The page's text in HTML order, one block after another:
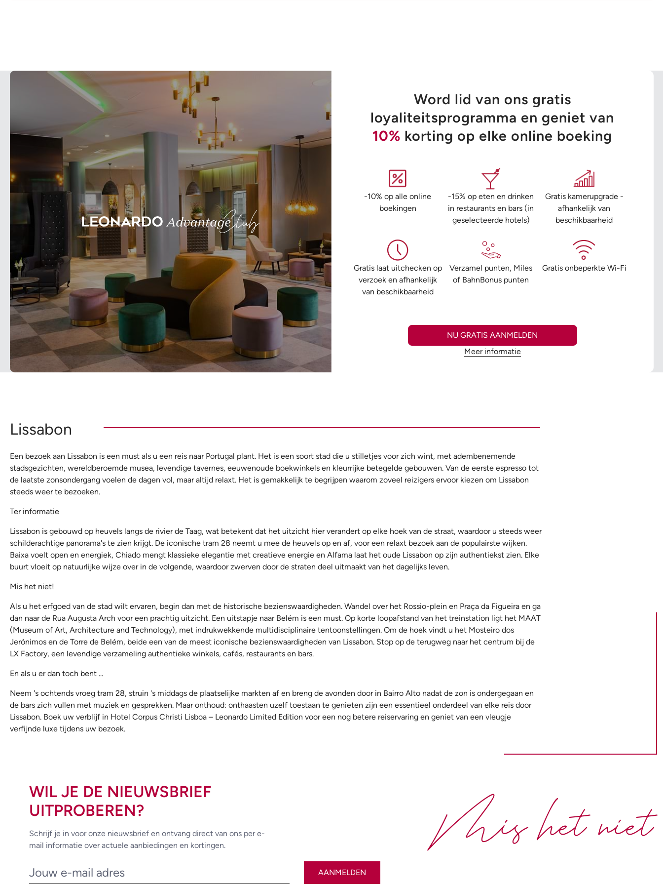
Word lid van ons gratis
loyaliteitsprogramma en geniet van
10% korting op elke online boeking
-10% op alle online
boekingen
-15% op eten en drinken
in restaurants en bars (in
geselecteerde hotels)
Gratis kamerupgrade -
afhankelijk van
beschikbaarheid
Gratis laat uitchecken op
verzoek en afhankelijk
van beschikbaarheid
Verzamel punten, Miles
of BahnBonus punten
Gratis onbeperkte Wi-Fi
NU GRATIS AANMELDEN
Meer informatie
Lissabon
Een bezoek aan Lissabon is een must als u een reis naar Portugal plant. Het is een soort stad die u stilletjes voor zich wint, met adembenemende
stadsgezichten, wereldberoemde musea, levendige tavernes, eeuwenoude boekwinkels en kleurrijke betegelde gebouwen. Van de eerste espresso tot
de laatste zonsondergang voelen de dagen vol, maar altijd relaxt. Het is gemakkelijk te begrijpen waarom zoveel reizigers ervoor kiezen om Lissabon
steeds weer te bezoeken.
Ter informatie
Lissabon is gebouwd op heuvels langs de rivier de Taag, wat betekent dat het uitzicht hier verandert op elke hoek van de straat, waardoor u steeds weer
schilderachtige panorama's te zien krijgt. De iconische tram 28 neemt u mee de heuvels op en af, voor een relaxt bezoek aan de populairste wijken.
Baixa voelt open en energiek, Chiado mengt klassieke elegantie met creatieve energie en Alfama laat het oude Lissabon op zijn authentiekst zien. Elke
buurt vloeit op natuurlijke wijze over in de volgende, waardoor zwerven door de straten deel uitmaakt van het dagelijks leven.
Mis het niet!
Als u het erfgoed van de stad wilt ervaren, begin dan met de historische bezienswaardigheden. Wandel over het Rossio-plein en Praça da Figueira en ga
dan naar de Rua Augusta Arch voor een prachtig uitzicht. Een uitstapje naar Belém is een must. Op korte loopafstand van het treinstation ligt het MAAT
(Museum of Art, Architecture and Technology), met indrukwekkende multidisciplinaire tentoonstellingen. Om de hoek vindt u het Mosteiro dos
Jerónimos en de Torre de Belém, beide een van de meest iconische bezienswaardigheden van Lissabon. Stop op de terugweg naar het centrum bij de
LX Factory, een levendige verzameling authentieke winkels, cafés, restaurants en bars.
En als u er dan toch bent ...
Neem 's ochtends vroeg tram 28, struin 's middags de plaatselijke markten af en breng de avonden door in Bairro Alto nadat de zon is ondergegaan en
de bars zich vullen met muziek en gesprekken. Maar onthoud: onthaasten uzelf toestaan te genieten zijn een essentieel onderdeel van elke reis door
Lissabon. Boek uw verblijf in Hotel Corpus Christi Lisboa – Leonardo Limited Edition voor een nog betere reiservaring en geniet van een vleugje
verfijnde luxe tijdens uw bezoek.
WIL JE DE NIEUWSBRIEF
UITPROBEREN?
Schrijf je in voor onze nieuwsbrief en ontvang direct van ons per e-
mail informatie over actuele aanbiedingen en kortingen.
AANMELDEN
Mis het niet